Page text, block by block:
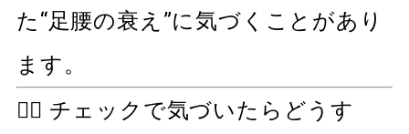
た“足腰の衰え”に気づくことがあり
ます。
🏋️‍♂️ チェックで気づいたらどうす